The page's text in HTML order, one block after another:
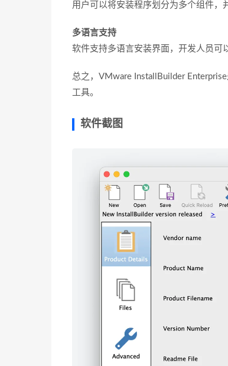
用户可以将安装程序划分为多个组件，
多语言支持
软件支持多语言安装界面，开发人员可
总之，VMware InstallBuilder
工具。
软件截图